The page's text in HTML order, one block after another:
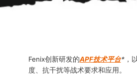
Fenix创新研发的APF技术平台*，
度、抗干扰等战术要求和应用。